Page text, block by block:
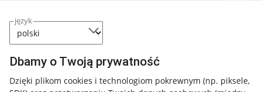
język
Dbamy o Twoją prywatność
Dzięki plikom cookies i technologiom pokrewnym (np. piksele,